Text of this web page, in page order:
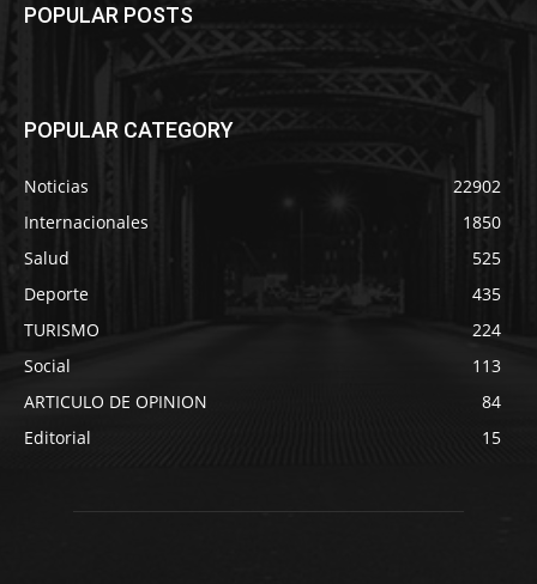
POPULAR POSTS
POPULAR CATEGORY
Noticias
22902
Internacionales
1850
Salud
525
Deporte
435
TURISMO
224
Social
113
ARTICULO DE OPINION
84
Editorial
15